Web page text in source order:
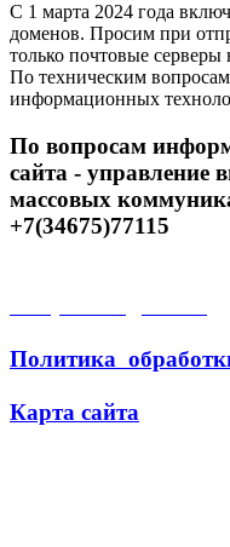
С 1 марта 2024 года
доменов. Просим при
только почтовые
По техническим
информационных
По вопросам
сайта - управление
массовых
+7(34675)77115
Политика
Карта сайта